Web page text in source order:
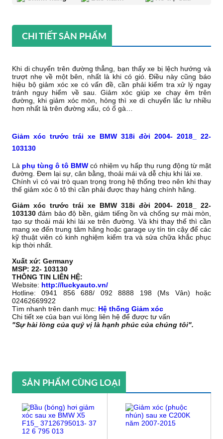
CHI TIẾT SẢN PHẨM
Khi di chuyển trên đường thẳng, bạn thấy xe bị lệch hướng và
trượt nhẹ về một bên, nhất là khi có gió. Điều này cũng báo
hiệu bộ giảm xóc xe có vấn đề, cần phải kiểm tra xử lý ngay
tránh nguy hiểm về sau. Giảm xóc giúp xe chạy êm trên
đường, khi giảm xóc mòn, hỏng thì xe di chuyển lắc lư nhiều
hơn nhất là trên đường xấu, có ổ gà…
Giảm xóc trước trái xe BMW 318i đời 2004- 2018_ 22-
103130
Là phụ tùng ô tô BMW có nhiệm vụ hấp thụ rung động từ mặt
đường. Đem lại sự, cân bằng, thoải mái và dễ chịu khi lái xe.
Chính vì có vai trò quan trọng trong hệ thống treo nên khi thay
thế giảm xóc ô tô thì cần phải được thay hàng chính hãng.
Giảm xóc trước trái xe BMW 318i đời 2004- 2018_ 22-
103130 đảm bảo độ bền, giảm tiếng ồn và chống sự mài mòn,
tạo sự thoải mái khi lái xe trên đường. Và khi thay thế thì cần
mang xe đến trung tâm hãng hoặc garage uy tín tin cậy để các
kỹ thuật viên có kinh nghiệm kiểm tra và sửa chữa khắc phục
kịp thời nhất.
Xuất xứ: Germany
MSP: 22- 103130
THÔNG TIN LIÊN HỆ:
Website: http://luckyauto.vn/
Hotline: 0941 856 688/ 092 8888 198 (Ms Vân) hoặc
02462669922
Tìm nhanh trên danh mục: Hệ thống Giảm xóc
Chi tiết xe của bạn vui lòng liên hệ để được tư vấn
"Sự hài lòng của quý vị là hạnh phúc của chúng tôi".
SẢN PHẨM CÙNG LOẠI